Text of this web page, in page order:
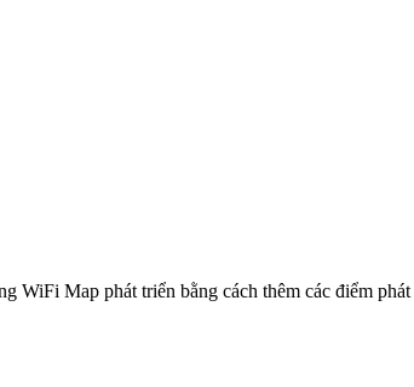
WiFi Map phát triển bằng cách thêm các điểm